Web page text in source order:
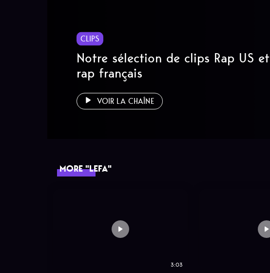
CLIPS
Notre sélection de clips Rap US et
rap français
VOIR LA CHAÎNE
MORE "LEFA"
3:03